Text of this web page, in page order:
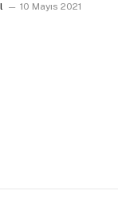
10 Mayıs 2021